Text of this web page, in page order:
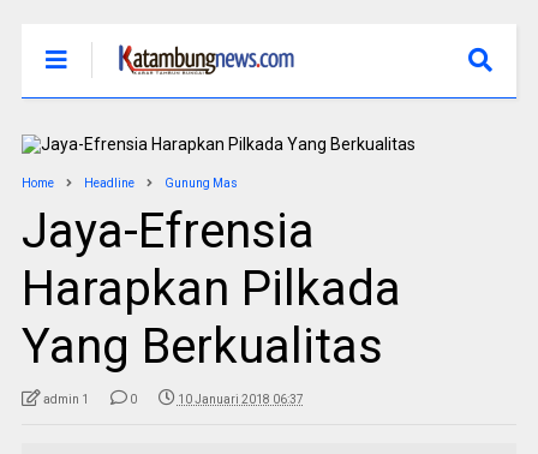
Home Headline Gunung Mas
Jaya-Efrensia
Harapkan Pilkada
Yang Berkualitas
admin 1 0 10 Januari 2018 06:37